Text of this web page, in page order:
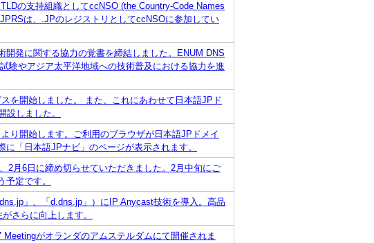
の支持組織としてccNSO (the Country-Code Names
は、.JPのレジストリとしてccNSOに参加してい
発に関する協力の覚書を締結しました。ENUM DNS
験やアジア太平洋地域への技術普及における協力を進
を開始しました。 また、これにあわせて日本語JPド
設しました。
り開始します。ご利用のブラウザが日本語JPドメイ
「日本語JPナビ」のページが表示されます。
2月6日に締め切らせていただきました。2月中旬にご
定です。
」、「d.dns.jp」）にIP Anycast技術を導入。高品
さらに向上します。
がオランダのアムステルダムにて開催されま